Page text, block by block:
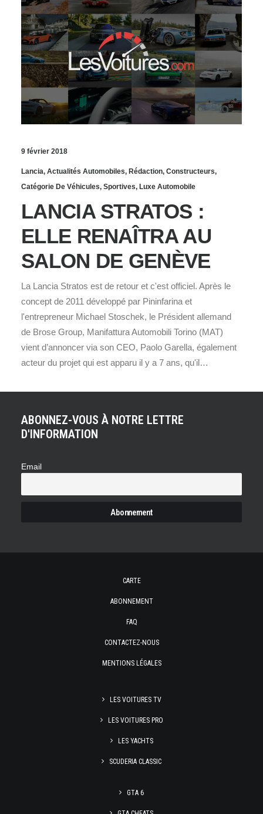
9 février 2018
Lancia, Actualités Automobiles, Rédaction, Constructeurs,
Catégorie De Véhicules, Sportives, Luxe Automobile
LANCIA STRATOS :
ELLE RENAÎTRA AU
SALON DE GENÈVE
La Lancia Stratos est de retour et c'est officiel. Après le
concept de 2011 développé par Pininfarina et
l'entrepreneur Michael Stoschek, le Président allemand
de Brose Group, Manifattura Automobili Torino (MAT)
vient d’annoncer via son CEO, Paolo Garella, également
acteur du projet qui est apparu il y a 7 ans, qu'il…
ABONNEZ-VOUS À NOTRE LETTRE
D'INFORMATION
Email
CARTE
ABONNEMENT
FAQ
CONTACTEZ-NOUS
MENTIONS LÉGALES
LES VOITURES TV
LES VOITURES PRO
LES YACHTS
SCUDERIA CLASSIC
GTA 6